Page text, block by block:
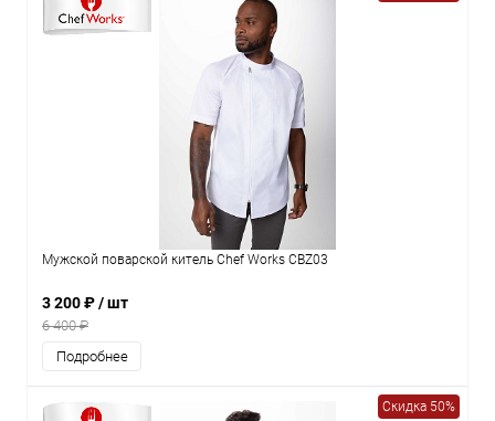
Мужской поварской китель Chef Works CBZ03
3 200 ₽/ шт
6 400 ₽
Подробнее
Скидка 50%